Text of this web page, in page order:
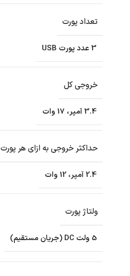
تعداد پورت
3 عدد پورت USB
خروجی کل
3.4 آمپر، 17 وات
حداکثر خروجی به ازای هر پورت
2.4 آمپر، 12 وات
ولتاژ پورت
5 ولت DC (جریان مستقیم)